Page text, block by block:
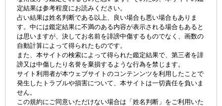
定結果は参考程度にお読みください。
占い結果は姓名判断である以上、良い場合も悪い場合もありま
す。中には鑑定結果に不満のある内容が表示される場合もあると
は思いますが、決してお名前を誹謗中傷するものでなく、画数の
自動計算によって得られたものです。
また、本サイトの検索によって得られた鑑定結果で、第三者を誹
謗又は中傷したり名誉を棄損するような行為を禁じます。
サイト利用者が本ウェブサイトのコンテンンツを利用したことで
発生したトラブルや損害について、本サイトは一切責任を負いま
せん。
この規約にご同意いただけない場合は「姓名判断」をご利用いた